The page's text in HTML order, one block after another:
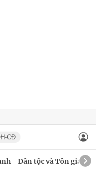
CĐ
Dân tộc và Tôn giáo